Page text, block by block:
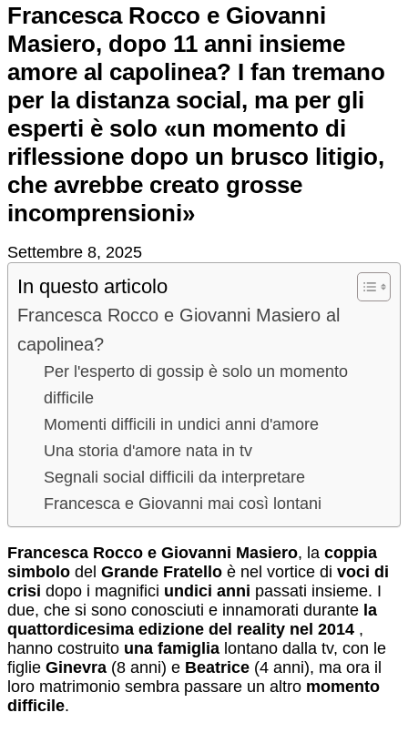
Francesca Rocco e Giovanni
Masiero, dopo 11 anni insieme
amore al capolinea? I fan tremano
per la distanza social, ma per gli
esperti è solo «un momento di
riflessione dopo un brusco litigio,
che avrebbe creato grosse
incomprensioni»
Settembre 8, 2025
In questo articolo
Francesca Rocco e Giovanni Masiero al
capolinea?
Per l'esperto di gossip è solo un momento
difficile
Momenti difficili in undici anni d'amore
Una storia d'amore nata in tv
Segnali social difficili da interpretare
Francesca e Giovanni mai così lontani
Francesca Rocco e Giovanni Masiero, la coppia
simbolo del Grande Fratello è nel vortice di voci di
crisi dopo i magnifici undici anni passati insieme. I
due, che si sono conosciuti e innamorati durante la
quattordicesima edizione del reality nel 2014 ,
hanno costruito una famiglia lontano dalla tv, con le
figlie Ginevra (8 anni) e Beatrice (4 anni), ma ora il
loro matrimonio sembra passare un altro momento
difficile.